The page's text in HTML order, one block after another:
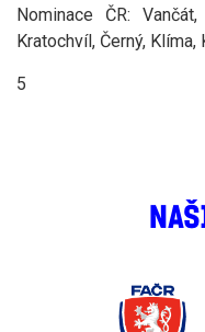
Nominace ČR:
Kratochvíl, Černý, Klíma,
5